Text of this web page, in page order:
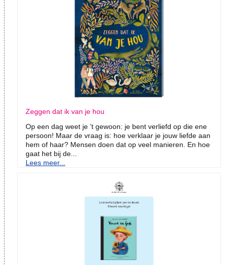
Zeggen dat ik van je hou
Op een dag weet je ’t gewoon: je bent verliefd op die ene
persoon! Maar de vraag is: hoe verklaar je jouw liefde aan
hem of haar? Mensen doen dat op veel manieren. En hoe
gaat het bij de...
Lees meer...